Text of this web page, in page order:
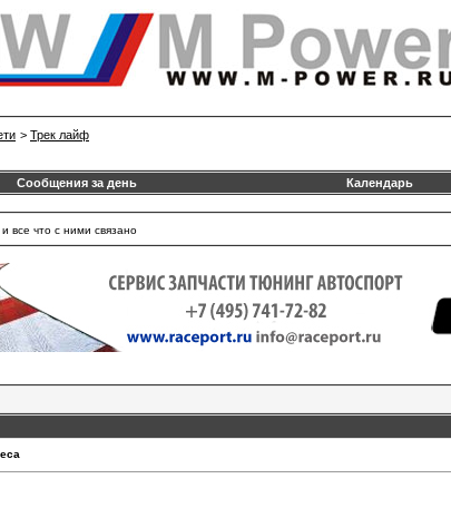
> Трек лайф
Сообщения за день Календарь
все что с ними связано